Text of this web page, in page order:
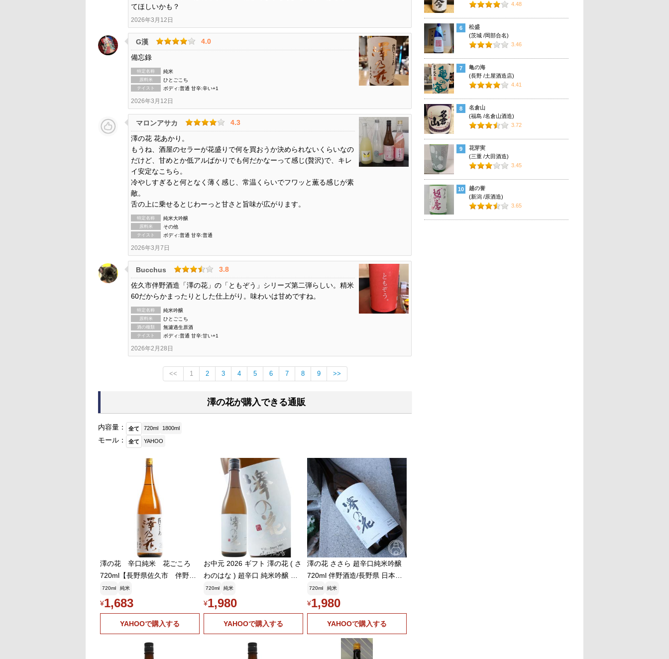
てほしいかも？
2026年3月12日
G漢
4.0
備忘錄
特定名称 純米
原料米 ひとごこち
テイスト ボディ:普通 甘辛:辛い+1
2026年3月12日
マロンアサカ
4.3
澤の花 花あかり。
もうね、酒屋のセラーが花盛りで何を買おうか決められないくらいなの
だけど、甘めとか低アルばかりでも何だかなーって感じ(贅沢)で、キレ
イ安定なこちら。
冷やしすぎると何となく薄く感じ、常温くらいでフワッと薫る感じが素
敵。
舌の上に乗せるとじわーっと甘さと旨味が広がります。
特定名称 純米大吟醸
原料米 その他
テイスト ボディ:普通 甘辛:普通
2026年3月7日
Bucchus
3.8
佐久市伴野酒造「澤の花」の「ともぞう」シリーズ第二弾らしい。精米
60だからかまったりとした仕上がり。味わいは甘めですね。
特定名称 純米吟醸
原料米 ひとごこち
酒の種類 無濾過生原酒
テイスト ボディ:普通 甘辛:甘い+1
2026年2月28日
<< 1 2 3 4 5 6 7 8 9 >>
澤の花が購入できる通販
内容量： 全て 720ml 1800ml
モール： 全て YAHOO
澤の花 辛口純米 花ごころ
720ml【長野県佐久市 伴野酒
造】
720ml 純米
¥1,683
YAHOOで購入する
お中元 2026 ギフト 澤の花 ( さ
わのはな ) 超辛口 純米吟醸 さ
さら 720ml / 長野県 伴野酒造
日本酒
720ml 純米
¥1,980
YAHOOで購入する
澤の花 ささら 超辛口純米吟醸
720ml 伴野酒造/長野県 日本酒
要冷蔵
720ml 純米
¥1,980
YAHOOで購入する
4.48
6
松盛
(茨城 /岡部合名)
3.46
7
亀の海
(長野 /土屋酒造店)
4.41
8
名倉山
(福島 /名倉山酒造)
3.72
9
花芽実
(三重 /大田酒造)
3.45
10
越の誉
(新潟 /原酒造)
3.65